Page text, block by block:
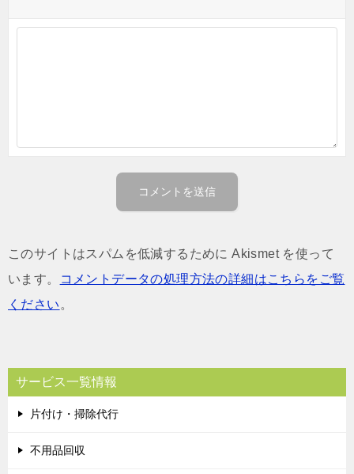
このサイトはスパムを低減するために Akismet を使って
います。
コメントデータの処理方法の詳細はこちらをご覧
ください 。
サービス一覧情報
片付け・掃除代行
不用品回収